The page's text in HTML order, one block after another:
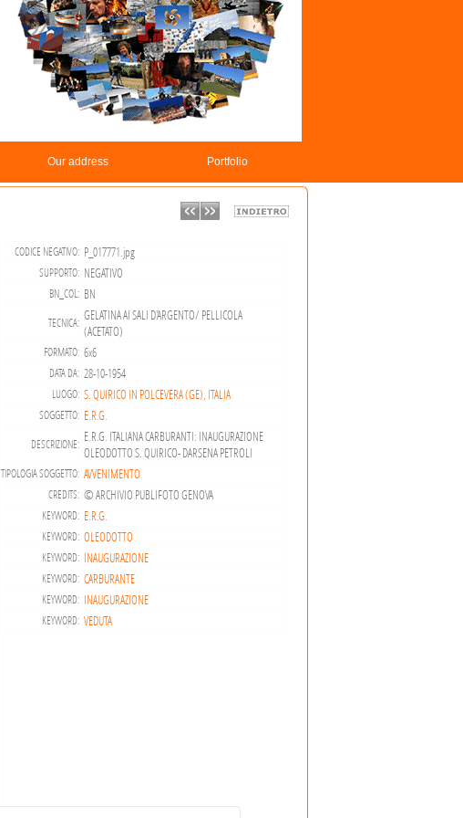
Our address Portfolio
CODICE NEGATIVO: P_017771.jpg
SUPPORTO: NEGATIVO
BN_COL: BN
TECNICA: GELATINA AI SALI D'ARGENTO/ PELLICOLA
(ACETATO)
FORMATO: 6x6
DATA DA: 28-10-1954
LUOGO: S. QUIRICO IN POLCEVERA (GE), ITALIA
SOGGETTO: E.R.G.
DESCRIZIONE: E.R.G. ITALIANA CARBURANTI: INAUGURAZIONE
OLEODOTTO S. QUIRICO- DARSENA PETROLI
TIPOLOGIA SOGGETTO: AVVENIMENTO
CREDITS: © ARCHIVIO PUBLIFOTO GENOVA
KEYWORD: E.R.G.
KEYWORD: OLEODOTTO
KEYWORD: INAUGURAZIONE
KEYWORD: CARBURANTE
KEYWORD: INAUGURAZIONE
KEYWORD: VEDUTA